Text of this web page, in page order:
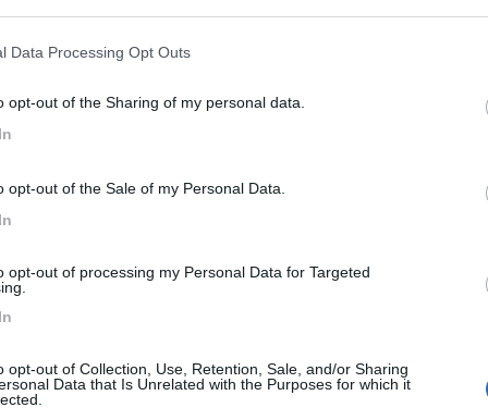
Data Processing Opt Outs
opt-out of the Sharing of my personal data.
opt-out of the Sale of my Personal Data.
opt-out of processing my Personal Data for Targeted
opt-out of Collection, Use, Retention, Sale, and/or Sharing
Data that Is Unrelated with the Purposes for which it
adiacente la struttura disponibile ampio spa...
- Fraz. Borgagne
Posizione
con circa 30 posti, vista mare, situata sulla...
(LE) - 1.2km